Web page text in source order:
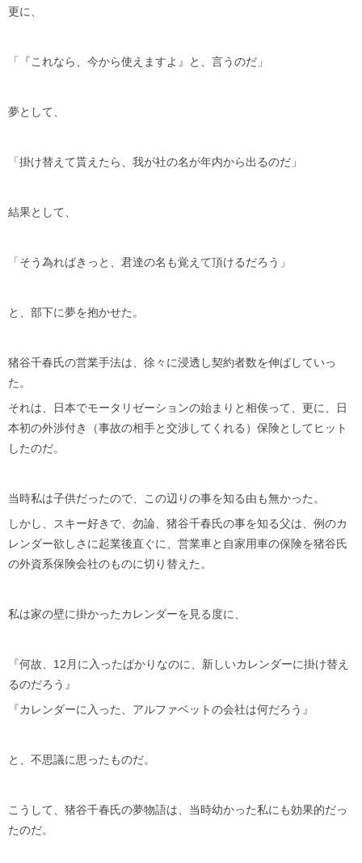
更に、
「『これなら、今から使えますよ』と、言うのだ」
夢として、
「掛け替えて貰えたら、我が社の名が年内から出るのだ」
結果として、
「そう為ればきっと、君達の名も覚えて頂けるだろう」
と、部下に夢を抱かせた。
猪谷千春氏の営業手法は、徐々に浸透し契約者数を伸ばしていっ
た。
それは、日本でモータリゼーションの始まりと相俟って、更に、日
本初の外渉付き（事故の相手と交渉してくれる）保険としてヒット
したのだ。
当時私は子供だったので、この辺りの事を知る由も無かった。
しかし、スキー好きで、勿論、猪谷千春氏の事を知る父は、例のカ
レンダー欲しさに起業後直ぐに、営業車と自家用車の保険を猪谷氏
の外資系保険会社のものに切り替えた。
私は家の壁に掛かったカレンダーを見る度に、
『何故、12月に入ったばかりなのに、新しいカレンダーに掛け替え
るのだろう』
『カレンダーに入った、アルファベットの会社は何だろう』
と、不思議に思ったものだ。
こうして、猪谷千春氏の夢物語は、当時幼かった私にも効果的だっ
たのだ。